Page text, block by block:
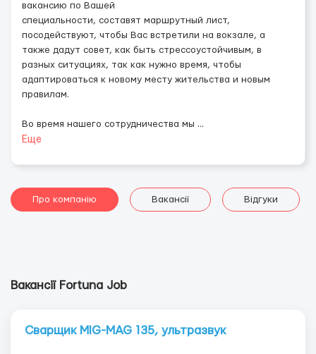
вакансию по Вашей
специальности, составят маршрутный лист,
посодействуют, чтобы Вас встретили на вокзале, а
также дадут совет, как быть стрессоустойчивым, в
разных ситуациях, так как нужно время, чтобы
адаптироваться к новому месту жительства и новым
правилам.
Во время нашего сотрудничества мы ...
Еще
Про компанію Вакансії Відгуки
Вакансії Fortuna Job
Сварщик MIG-MAG 135, ультразвук